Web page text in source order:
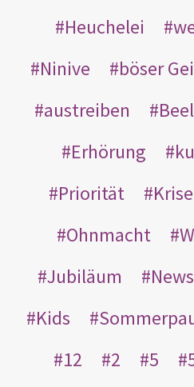
Heuchelei
Ninive
böser
austreiben
Erhörung
Priorität
Krise
Ohnmacht
Jubiläum
Kids
12
2 5